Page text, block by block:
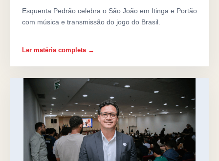
Esquenta Pedrão celebra o São João em Itinga e Portão
com música e transmissão do jogo do Brasil.
Ler matéria completa →